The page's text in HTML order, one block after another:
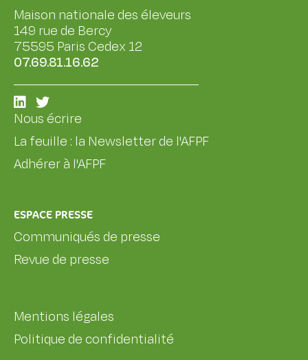
Maison nationale des éleveurs
149 rue de Bercy
75595 Paris Cedex 12
07.69.81.16.62
Nous écrire
La feuille : la Newsletter de l'AFPF
Adhérer à l'AFPF
ESPACE PRESSE
Communiqués de presse
Revue de presse
Mentions légales
Politique de confidentialité